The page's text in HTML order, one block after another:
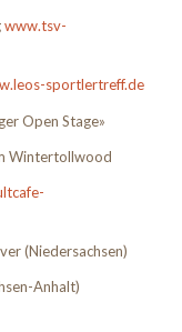
www.tsv-
sportlertreff.de
Open Stage»
Wintertollwood
(Niedersachsen)
Anhalt)